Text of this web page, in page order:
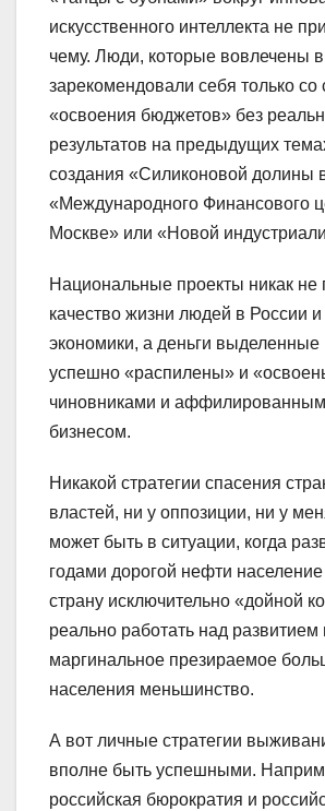
искусственного интеллекта не
чему. Люди, которые вовлечены в
зарекомендовали себя только со
«освоения бюджетов» без
результатов на предыдущих
создания «Силиконовой долины
«Международного Финансового
Москве» или «Новой
Национальные проекты никак не
качество жизни людей в России и
экономики, а деньги выделенные
успешно «распилены» и
чиновниками и
бизнесом.
Никакой стратегии спасения
властей, ни у оппозиции, ни у
может быть в ситуации, когда
годами дорогой нефти
страну исключительно «дойной
реально работать над развитием
маргинальное презираемое
населения меньшинство.
А вот личные стратегии
вполне быть успешными.
российская бюрократия и